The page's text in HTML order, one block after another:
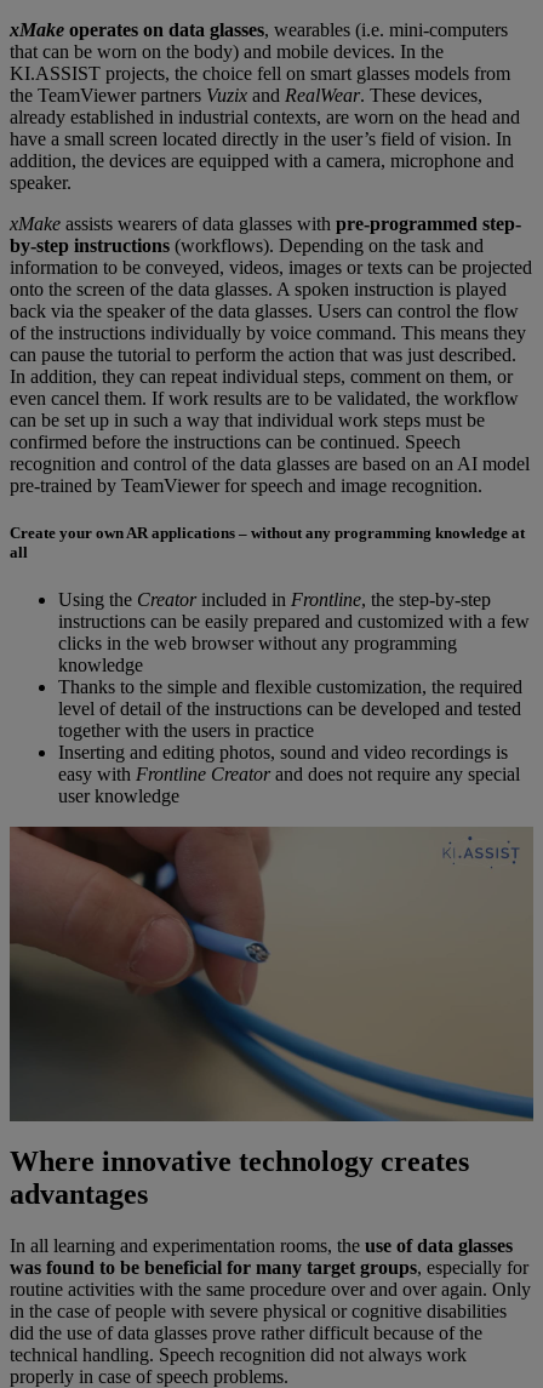
xMake operates on data glasses, wearables (i.e. mini-computers
that can be worn on the body) and mobile devices. In the
KI.ASSIST projects, the choice fell on smart glasses models from
the TeamViewer partners Vuzix and RealWear. These devices,
already established in industrial contexts, are worn on the head and
have a small screen located directly in the user’s field of vision. In
addition, the devices are equipped with a camera, microphone and
speaker.
xMake assists wearers of data glasses with pre-programmed step-
by-step instructions (workflows). Depending on the task and
information to be conveyed, videos, images or texts can be projected
onto the screen of the data glasses. A spoken instruction is played
back via the speaker of the data glasses. Users can control the flow
of the instructions individually by voice command. This means they
can pause the tutorial to perform the action that was just described.
In addition, they can repeat individual steps, comment on them, or
even cancel them. If work results are to be validated, the workflow
can be set up in such a way that individual work steps must be
confirmed before the instructions can be continued. Speech
recognition and control of the data glasses are based on an AI model
pre-trained by TeamViewer for speech and image recognition.
Create your own AR applications – without any programming knowledge at
all
Using the Creatorincluded in Frontline, the step-by-step
instructions can be easily prepared and customized with a few
clicks in the web browser without any programming
knowledge
Thanks to the simple and flexible customization, the required
level of detail of the instructions can be developed and tested
together with the users in practice
Inserting and editing photos, sound and video recordings is
easy with Frontline Creatorand does not require any special
user knowledge
Where innovative technology creates
advantages
In all learning and experimentation rooms, the use of data glasses
was found to be beneficial for many target groups, especially for
routine activities with the same procedure over and over again. Only
in the case of people with severe physical or cognitive disabilities
did the use of data glasses prove rather difficult because of the
technical handling. Speech recognition did not always work
properly in case of speech problems.